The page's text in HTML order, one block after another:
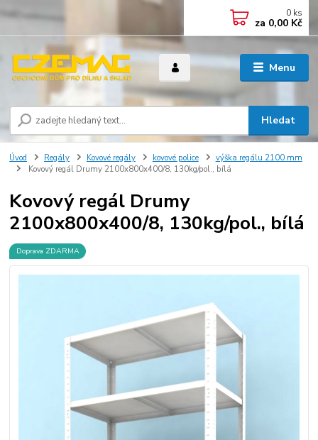
Menu
Hledat
0 ks
za 0,00 Kč
Úvod Regály Kovové regály kovové police
výška regálu 2100 mm
Kovový regál Drumy 2100x800x400/8, 130kg/pol., bílá
Kovový regál Drumy
2100x800x400/8, 130kg/pol., bílá
Doprava ZDARMA